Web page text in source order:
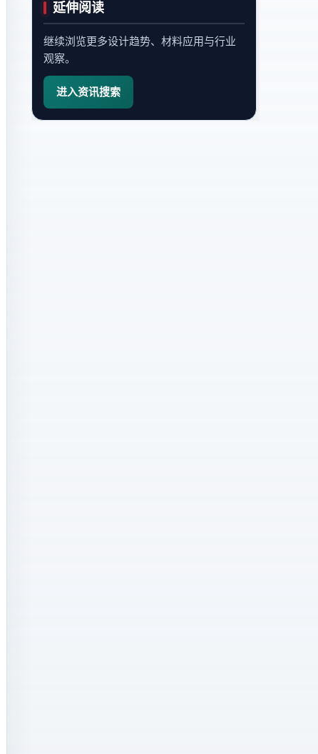
延伸阅读
继续浏览更多设计趋势、材料应用与行业
观察。
进入资讯搜索